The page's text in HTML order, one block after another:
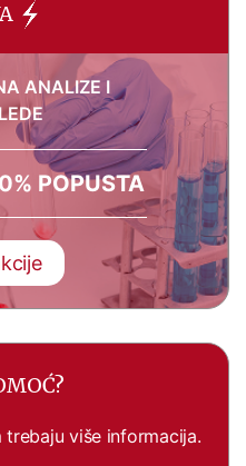
ANALIZE I
POPUSTA
više informacija.